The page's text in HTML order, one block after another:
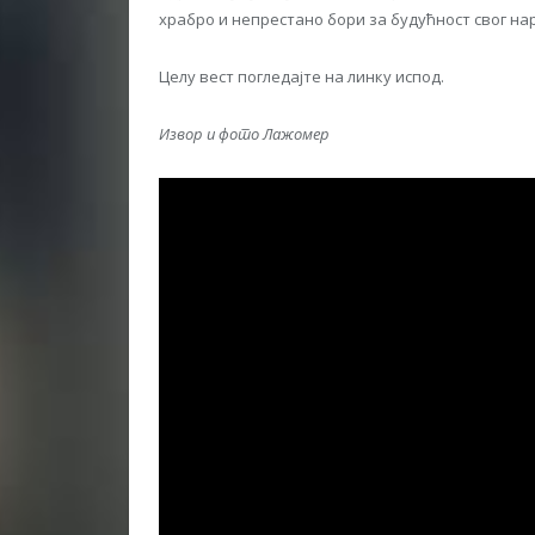
храбро и непрестано бори за будућност свог
Целу вест погледајте на линку испод.
Извор и фото Лажомер